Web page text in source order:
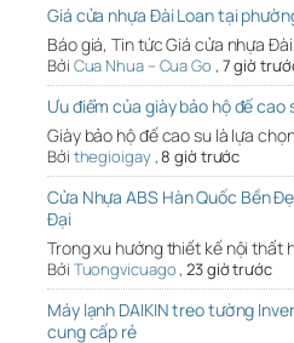
Giá cửa nhựa Đài Loan tại
Báo giá, Tin tức Giá cửa nhựa
Bởi Cua Nhua – Cua Go , 7 giờ
Ưu điểm của giày bảo hộ đế cao
Giày bảo hộ đế cao su là lựa
Bởi thegioigay,8 giờ trước
Cửa Nhựa ABS Hàn Quốc Bền
Đại
Trong xu hướng thiết kế nội thất
Bởi Tuongvicuago,23 giờ trước
Máy lạnh DAIKIN treo tường
cung cấp rẻ